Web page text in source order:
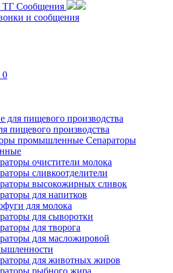
ТГ Сообщения
и сообщения
0
пищевого производства
Сепараторы
очистители молока
сливкоотделители
высокожирных сливок
для напитков
для молока
для сыворотки
для творога
для масложировой
для животных жиров
рыбного жира